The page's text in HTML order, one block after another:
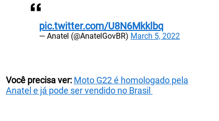
pic.twitter.com/U8N6Mkklbq
— Anatel (@AnatelGovBR) March 5, 2022
Você precisa ver: Moto G22 é homologado pela
Anatel e já pode ser vendido no Brasil